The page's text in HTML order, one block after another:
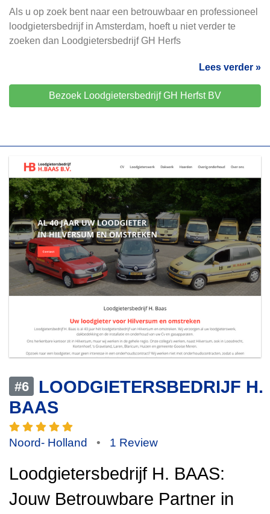
Als u op zoek bent naar een betrouwbaar en professioneel
loodgietersbedrijf in Amsterdam, hoeft u niet verder te
zoeken dan Loodgietersbedrijf GH Herfs
Lees verder »
Bezoek Loodgietersbedrijf GH Herfst BV
#6
LOODGIETERSBEDRIJF H.
BAAS
Noord- Holland • 1 Review
Loodgietersbedrijf H. BAAS:
Jouw Betrouwbare Partner in